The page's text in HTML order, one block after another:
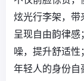
炫光行李架，带
呈现自由韵律
噪，提升舒适性
年轻人的身份自